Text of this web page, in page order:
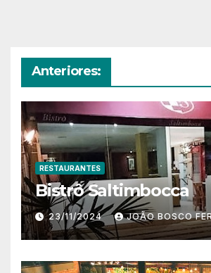
Anteriores:
RESTAURANTES
Bistrô Saltimbocca
23/11/2024 JOÃO BOSCO